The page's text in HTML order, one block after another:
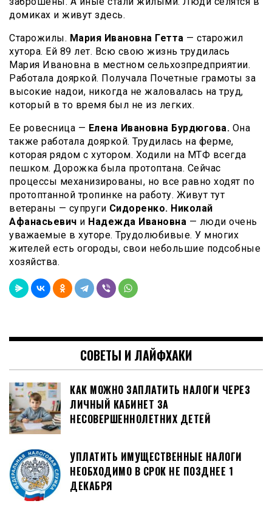
домиках и живут здесь.
Старожилы. Мария Ивановна Гетта — старожил
хутора. Ей 89 лет. Всю свою жизнь трудилась
Мария Ивановна в местном сельхозпредприятии.
Работала дояркой. Получала Почетные грамоты за
высокие надои, никогда не жаловалась на труд,
который в то время был не из легких.
Ее ровесница — Елена Ивановна Бурдюгова. Она
также работала дояркой. Трудилась на ферме,
которая рядом с хутором. Ходили на МТФ всегда
пешком. Дорожка была протоптана. Сейчас
процессы механизированы, но все равно ходят по
протоптанной тропинке на работу. Живут тут
ветераны — супруги Сидоренко. Николай
Афанасьевич и Надежда Ивановна — люди очень
уважаемые в хуторе. Трудолюбивые. У многих
жителей есть огороды, свои небольшие подсобные
хозяйства.
СОВЕТЫ И ЛАЙФХАКИ
КАК МОЖНО ЗАПЛАТИТЬ НАЛОГИ ЧЕРЕЗ
ЛИЧНЫЙ КАБИНЕТ ЗА
НЕСОВЕРШЕННОЛЕТНИХ ДЕТЕЙ
УПЛАТИТЬ ИМУЩЕСТВЕННЫЕ НАЛОГИ
НЕОБХОДИМО В СРОК НЕ ПОЗДНЕЕ 1
ДЕКАБРЯ